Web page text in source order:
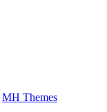
MH Themes